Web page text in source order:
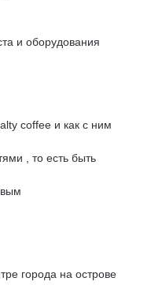
и оборудования
coffee и как с ним
, то есть быть
города на острове